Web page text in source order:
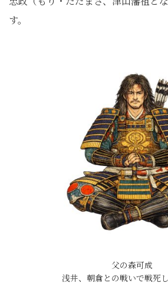
す。
父の森可成
浅井、朝倉との戦いで戦死し